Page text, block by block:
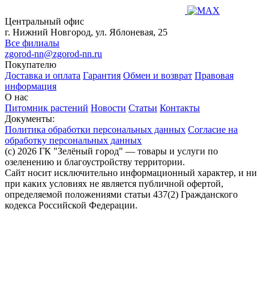
Центральный офис
г. Нижний Новгород, ул. Яблоневая, 25
Все филиалы
zgorod-nn@zgorod-nn.ru
Покупателю
Доставка и оплата Гарантия Обмен и возврат Правовая
информация
О нас
Питомник растений Новости Статьи Контакты
Документы:
Политика обработки персональных данных Согласие на
обработку персональных данных
(c) 2026 ГК "Зелёный город" — товары и услуги по
озеленению и благоустройству территории.
Сайт носит исключительно информационный характер, и ни
при каких условиях не является публичной офертой,
определяемой положениями статьи 437(2) Гражданского
кодекса Российской Федерации.